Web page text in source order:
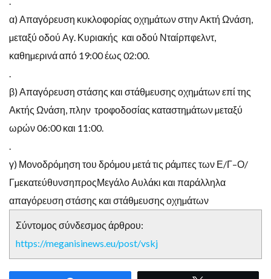
α) Απαγόρευση κυκλοφορίας οχηµάτωνστην Ακτή Ωνάση,
µεταξύ οδού Αγ. Κυριακής και οδού Νταίρπφελντ,
καθηµερινά από 19:00έως 02:00.
β) Απαγόρευση στάσης και στάθµευσης οχηµάτωνεπίτης
Ακτής Ωνάση πλην τροφοδοσίας καταστηµάτωνµεταξύ
ωρών06:00και 11:00.
γ) Μονοδρόµηση του δρόµου µετά τις ράµπες των Ε/Γ–Ο/
ΓµεκατεύθυνσηπροςΜεγάλο Αυλάκι και παράλληλα
απαγόρευση στάσης και στάθµευσης οχηµάτων
Σύντομος σύνδεσμος άρθρου:
https://meganisinews.eu/post/vskj